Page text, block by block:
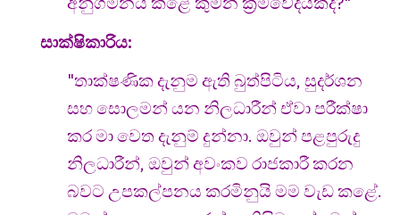
සාක්ෂිකාරිය:
"තාක්ෂණික දැනුම ඇති බුත්පිටිය, සුදර්ශන
සහ සොලමන් යන නිලධාරීන් ඒවා පරීක්ෂා
කර මා වෙත දැනුම් දුන්නා. ඔවුන් පළපුරුදු
නිලධාරීන්, ඔවුන් අවංකව රාජකාරී කරන
බවට උපකල්පනය කරමිනුයි මම වැඩ කළේ.